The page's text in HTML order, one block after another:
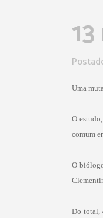
Uma
O
comum
O
Do total,